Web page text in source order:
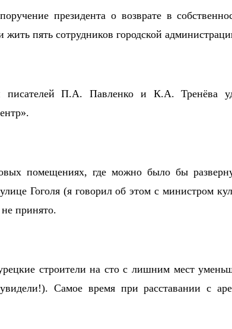
президента о возврате в
пять сотрудников городской
П.А. Павленко и К.А. Тренёва
помещениях, где можно было бы
Гоголя (я говорил об этом с министром
принято.
строители на сто с лишним мест
Самое время при расставании с